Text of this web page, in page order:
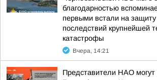
благодарностью
первыми встали на
последствий крупнейшей
катастрофы
Вчера, 14:21
Представители НАО могут